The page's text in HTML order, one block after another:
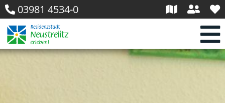
03981 4534-0